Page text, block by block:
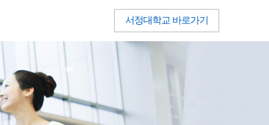
서정대학교 바로가기